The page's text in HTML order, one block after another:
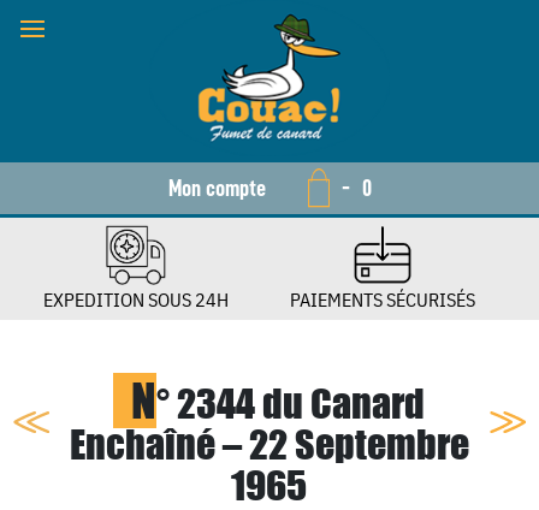
Mon compte - 0
EXPEDITION SOUS 24H PAIEMENTS SÉCURISÉS
N° 2344 du Canard
Enchaîné – 22 Septembre
1965